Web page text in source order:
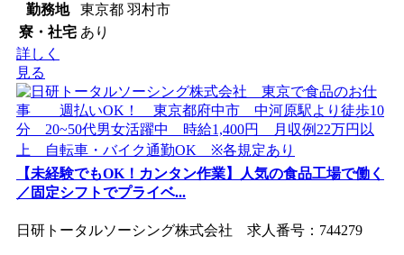
勤務地
東京都 羽村市
寮・社宅 あり
詳しく
見る
【未経験でもOK！カンタン作業】人気の食品工場で働く
／固定シフトでプライベ...
日研トータルソーシング株式会社 求人番号：744279